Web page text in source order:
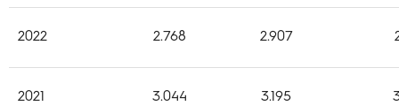
2022 2.768 2.907
2021 3.044 3.195